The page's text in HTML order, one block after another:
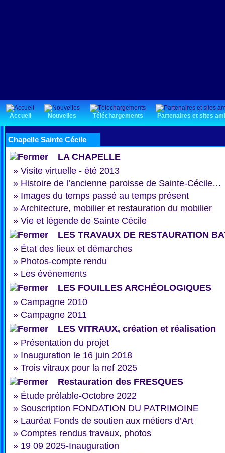
Accueil Nouvelles Téléchargements Partenaires et sites
Chapelle Sainte Cécile
LA CHAPELLE
» Visite virtuelle - été 2013
» Histoire de l’ancienne paroisse de Sainte-Cécile…
» Images du temps passé au temps présent
» Architecture, mobilier et restauration du mobilier
» Vie et légende de Sainte Cécile
LES TRAVAUX DE RESTAURATION
» État des lieux et démarches
» Photos-compte rendu
» Les événements
LES FOUILLES ARCHÉOLOGIQUES
» Campagne 2010
» Campagne 2011
LES VITRAUX, création et réalisation
» Présentation du projet
» Inauguration le 16 juin 2018
» Trois vitraux pour la nef 2025
Restauration des FRESQUES
» Étude prélable-Octobre 2022
» Souscription FONDATION DU PATRIMOINE
» Lauréat Fonds de soutien aux métiers d’Art
» Comptes rendus travaux, photos
» 19 09 2025-Inauguration